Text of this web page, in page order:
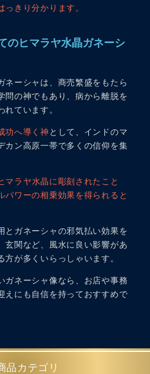
きり分かります。
のヒマラヤ水晶ガネーシ
ネーシャは、商売繁盛をもたら
問の神でもあり、病から離脱を
れています。
功へ導く神 として、インドのマ
カン高原一帯で多くの信仰を集
マラヤ水晶に彫刻されたこと
パワーの相乗効果を得られると
とガネーシャの邪気払い効果を
玄関など、風水に良い影響があ
が多くいらっしゃいます。
ガネーシャ像なら、お店や事務
えにも自信を持っておすすめで
品カテゴリ